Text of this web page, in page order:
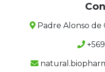
Padre Alonso de